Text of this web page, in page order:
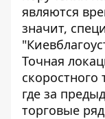
являются
значит,
Точная
скоростного
где за
торговые